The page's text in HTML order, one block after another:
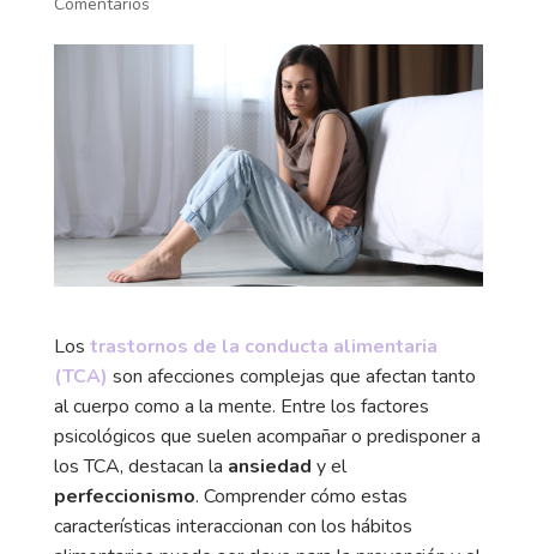
Los trastornos de la conducta alimentaria
(TCA) son afecciones complejas que afectan tanto
al cuerpo como a la mente. Entre los factores
psicológicos que suelen acompañar o predisponer a
los TCA, destacan la ansiedad y el
perfeccionismo. Comprender cómo estas
características interaccionan con los hábitos